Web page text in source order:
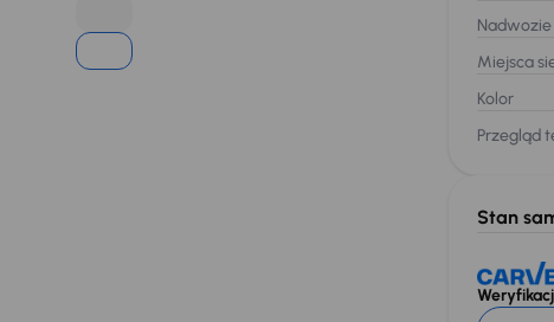
Nadwozie
Miejsca
Kolor
Przegląd
Stan